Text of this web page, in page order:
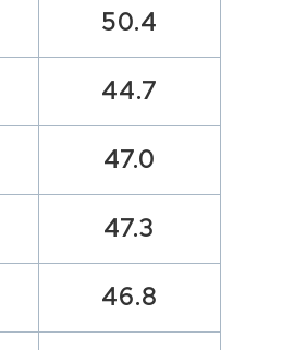
50.4
44.7
47.0
47.3
46.8